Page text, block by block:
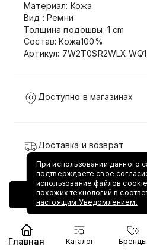
Добавить в
Материал: Кожа
Вид : Ремни
Толщина подошвы: 1 cm
Состав: Кожа100%
Артикул:
Доступно в магазинах
Доставка и возврат
При использовании данного
подтверждаете свое
использование файлов
похожих технологий в
настоящим Уведомлением.
Главная Каталог Бренды